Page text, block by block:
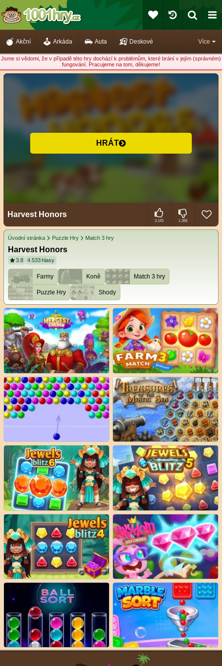
Více
Akční Arkáda Auta Deskové
Jsme si vědomi, že v případě této hry dochází k problémům, které brání v jejím (správném)
fungování. Pracujeme na tom, děkujeme!
HRÁT
Harvest Honors
3.145 1.388
Úvodní stránka Puzzle Hry Match 3 hry
Harvest Honors
3.8 4.533 hlasy
Farmy Koně Match 3 hry
Puzzle Hry Shody